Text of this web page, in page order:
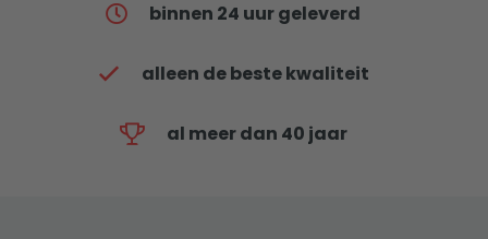
binnen 24 uur geleverd
alleen de beste kwaliteit
al meer dan 40 jaar